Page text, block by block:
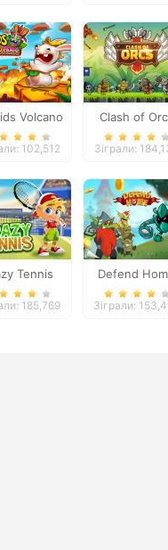
Volcano
Panic
102,512
Clash of
Зіграли:
Tennis
185,769
Defend
Зіграли: